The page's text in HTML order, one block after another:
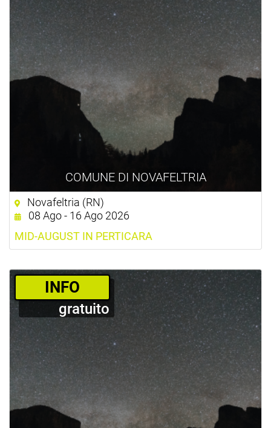
COMUNE DI NOVAFELTRIA
Novafeltria (RN)
08 Ago - 16 Ago 2026
MID-AUGUST IN PERTICARA
­INFO
gratuito